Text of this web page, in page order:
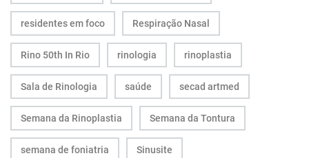
residentes em foco Respiração Nasal
Rino 50th In Rio rinologia rinoplastia
Sala de Rinologia saúde secad artmed
Semana da Rinoplastia Semana da Tontura
semana de foniatria Sinusite